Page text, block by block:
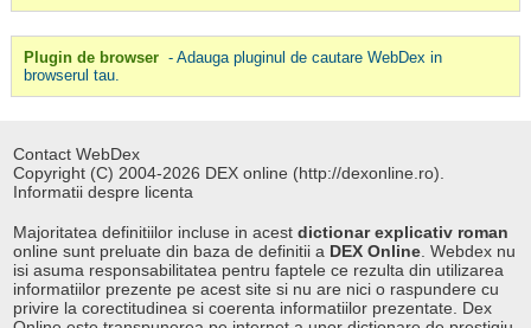
Plugin de browser - Adauga pluginul de cautare WebDex in
browserul tau.
Contact WebDex
Copyright (C) 2004-2026 DEX online (http://dexonline.ro).
Informatii despre licenta
Majoritatea definitiilor incluse in acestdictionar explicativ roman
online sunt preluate din baza de definitii a DEX Online . Webdex nu
isi asuma responsabilitatea pentru faptele ce rezulta din utilizarea
informatiilor prezente pe acest site si nu are nici o raspundere cu
privire la corectitudinea si coerenta informatiilor prezentate. Dex